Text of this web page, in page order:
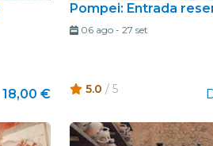
18,00 €
Pompei: Entrada
06 ago- 27 set
5.0 / 5